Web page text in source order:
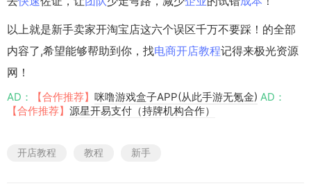
以上就是新手卖家开淘宝店这六个误区千万不要踩！的全部
内容了,希望能够帮助到你，找电商开店教程记得来极光资源
网！
AD： 【合作推荐】 咪噜游戏盒子APP(从此手游无氪金) AD：
【合作推荐】 源星开易支付（持牌机构合作）
开店教程 教程 新手